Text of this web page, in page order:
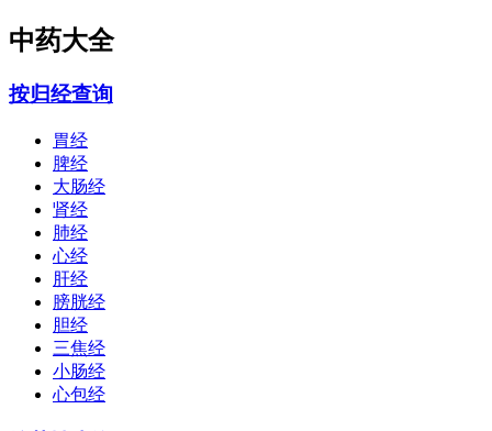
中药大全
按归经查询
胃经
脾经
大肠经
肾经
肺经
心经
肝经
膀胱经
胆经
三焦经
小肠经
心包经